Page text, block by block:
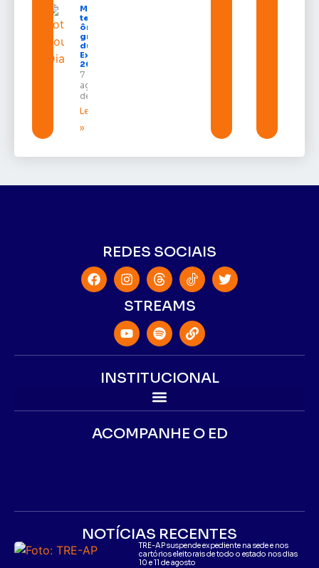
Macapá
terá
ônibus
gratuitos
durante a
Expofeira
2026
7 de
agosto
de 2026
Leia mais
»
REDES SOCIAIS
STREAMS
INSTITUCIONAL
ACOMPANHE O ED
NOTÍCIAS RECENTES
TRE-AP suspende expediente na sede e nos
cartórios eleitorais de todo o estado nos dias
10 e 11 de agosto